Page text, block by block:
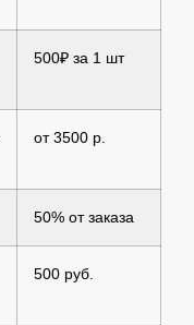
500₽ за 1 шт
от 3500 р.
50% от заказа
500 руб.